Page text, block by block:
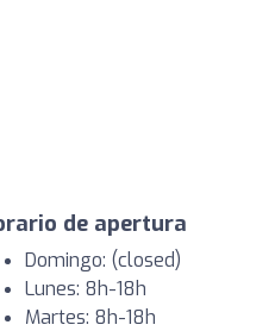
de apertura
Domingo: (closed)
Lunes: 8h-18h
Martes: 8h-18h